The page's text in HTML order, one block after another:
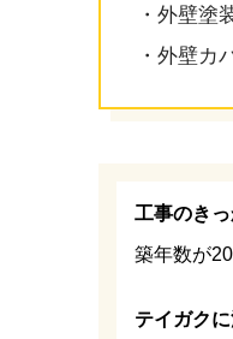
・外壁塗
・外壁カ
工事のき
築年数が
テイガク